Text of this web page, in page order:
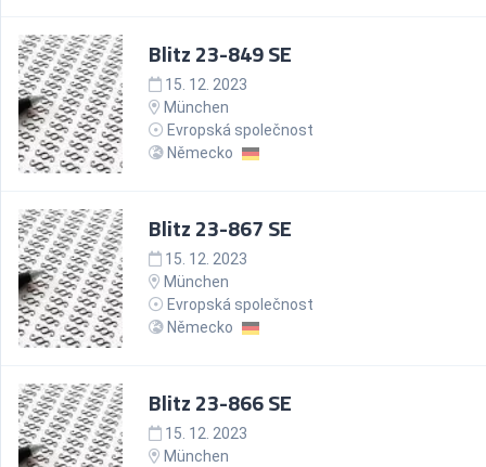
Blitz 23-849 SE
15. 12. 2023
München
Evropská společnost
Německo
Blitz 23-867 SE
15. 12. 2023
München
Evropská společnost
Německo
Blitz 23-866 SE
15. 12. 2023
München